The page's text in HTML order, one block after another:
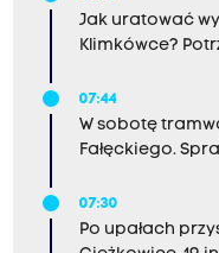
Jak uratować
Klimkówce?
07:44
W sobotę
Fałęckiego.
07:30
Po upałach